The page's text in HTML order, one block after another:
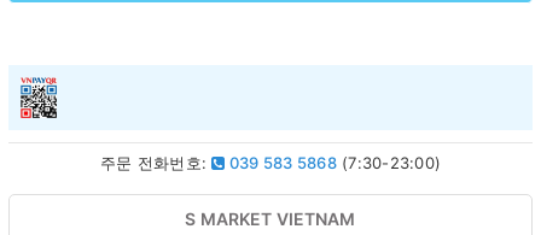
주문 전화번호: 039 583 5868(7:30-23:00)
S MARKET VIETNAM